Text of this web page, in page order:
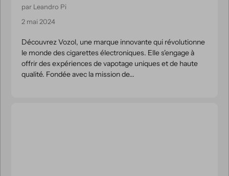
par Leandro Pi
2 mai 2024
Découvrez Vozol, une marque innovante qui révolutionne
le monde des cigarettes électroniques. Elle s'engage à
offrir des expériences de vapotage uniques et de haute
qualité. Fondée avec la mission de...